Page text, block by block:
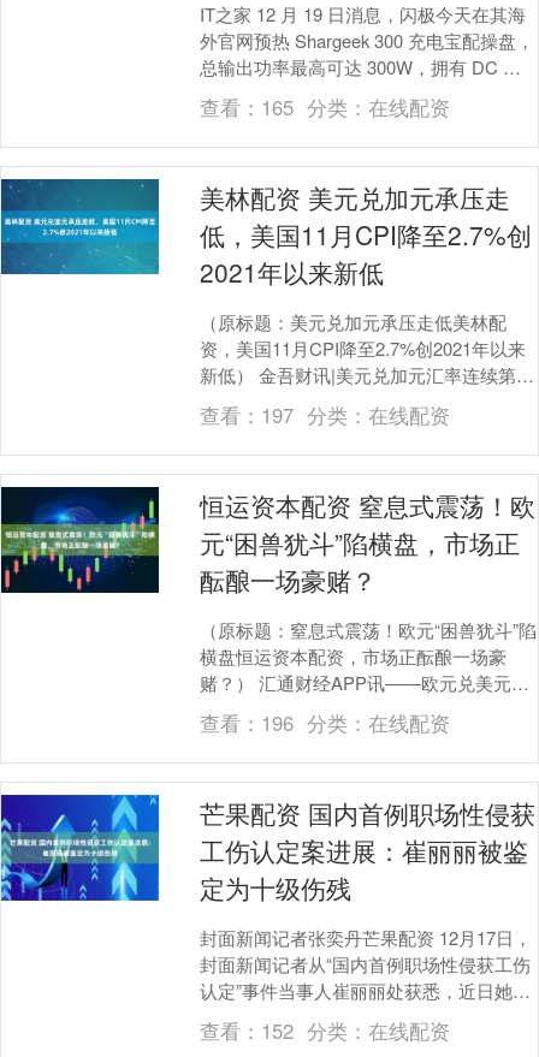
IT之家 12 月 19 日消息，闪极今天在其海
外官网预热 Shargeek 300 充电宝配操盘，
总输出功率最高可达 300W，拥有 DC 输
出接口，可为游戏....
查看： 165 分类： 在线配资
美林配资 美元兑加元承压走
低，美国11月CPI降至2.7%创
2021年以来新低
（原标题：美元兑加元承压走低美林配
资，美国11月CPI降至2.7%创2021年以来
新低） 金吾财讯|美元兑加元汇率连续第二
个交易日走低，周五亚洲时段交投于1.3....
查看： 197 分类： 在线配资
恒运资本配资 窒息式震荡！欧
元“困兽犹斗”陷横盘，市场正
酝酿一场豪赌？
（原标题：窒息式震荡！欧元“困兽犹斗”陷
横盘恒运资本配资，市场正酝酿一场豪
赌？） 汇通财经APP讯——欧元兑美元周
五（12月19日）于1.1720附近震荡，因
此....
查看： 196 分类： 在线配资
芒果配资 国内首例职场性侵获
工伤认定案进展：崔丽丽被鉴
定为十级伤残
封面新闻记者张奕丹芒果配资 12月17日，
封面新闻记者从“国内首例职场性侵获工伤
认定”事件当事人崔丽丽处获悉，近日她收
到了职工工伤伤残证和《劳动能力鉴定结
论书》....
查看： 152 分类： 在线配资